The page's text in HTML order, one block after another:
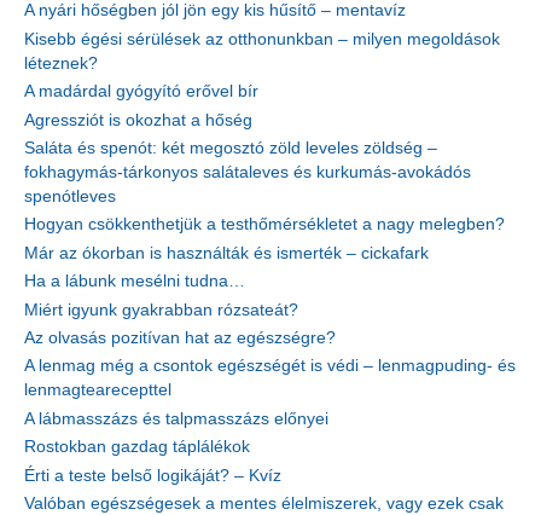
A nyári hőségben jól jön egy kis hűsítő – mentavíz
Kisebb égési sérülések az otthonunkban – milyen megoldások
léteznek?
A madárdal gyógyító erővel bír
Agressziót is okozhat a hőség
Saláta és spenót: két megosztó zöld leveles zöldség –
fokhagymás-tárkonyos salátaleves és kurkumás-avokádós
spenótleves
Hogyan csökkenthetjük a testhőmérsékletet a nagy melegben?
Már az ókorban is használták és ismerték – cickafark
Ha a lábunk mesélni tudna…
Miért igyunk gyakrabban rózsateát?
Az olvasás pozitívan hat az egészségre?
A lenmag még a csontok egészségét is védi – lenmagpuding- és
lenmagtearecepttel
A lábmasszázs és talpmasszázs előnyei
Rostokban gazdag táplálékok
Érti a teste belső logikáját? – Kvíz
Valóban egészségesek a mentes élelmiszerek, vagy ezek csak